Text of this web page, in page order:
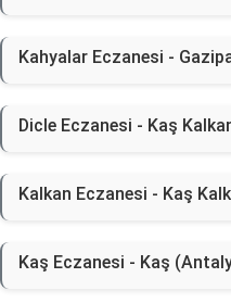
Kahyalar Eczanesi -
Dicle Eczanesi - Kaş
Kalkan Eczanesi - Kaş
Kaş Eczanesi - Kaş